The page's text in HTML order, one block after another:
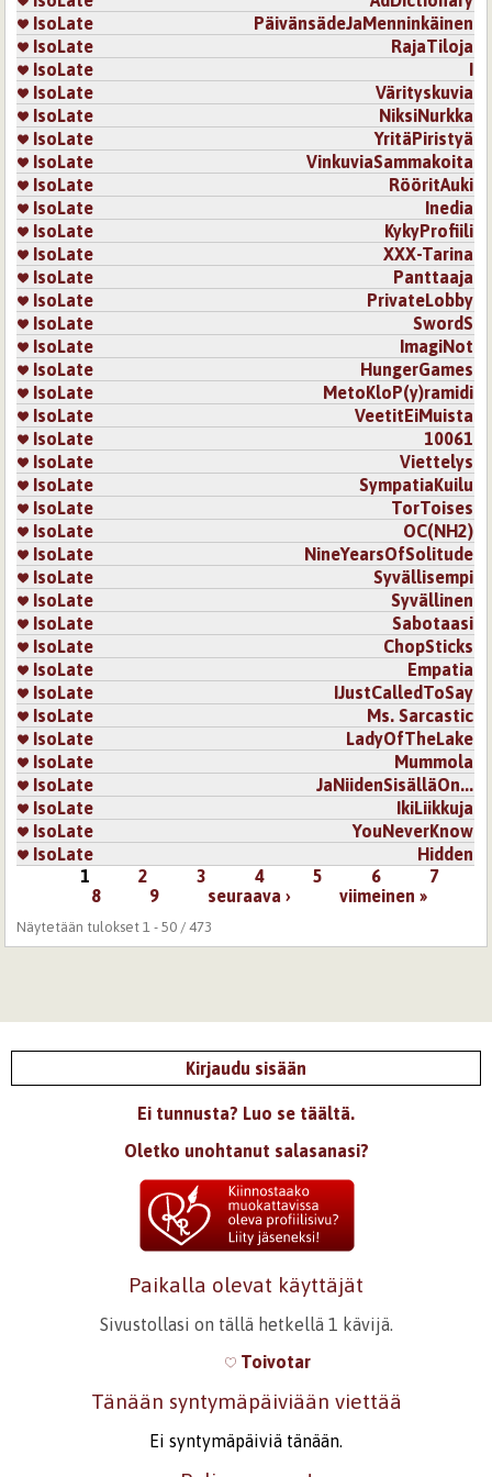
mahdollinen tälle runolle.
Kirjaudutai
Sivut
IsoLate
PäivänsädeJaMenninkäinen
IsoLate
RajaTiloja
IsoLate
I
IsoLate
Värityskuvia
IsoLate
NiksiNurkka
IsoLate
YritäPiristyä
IsoLate
VinkuviaSammakoita
IsoLate
RööritAuki
IsoLate
Inedia
IsoLate
KykyProfiili
IsoLate
XXX-Tarina
IsoLate
Panttaaja
IsoLate
PrivateLobby
IsoLate
SwordS
IsoLate
ImagiNot
IsoLate
HungerGames
IsoLate
MetoKloP(y)ramidi
IsoLate
VeetitEiMuista
IsoLate
10061
IsoLate
Viettelys
IsoLate
SympatiaKuilu
IsoLate
TorToises
IsoLate
OC(NH2)
IsoLate
NineYearsOfSolitude
IsoLate
Syvällisempi
IsoLate
Syvällinen
IsoLate
Sabotaasi
IsoLate
ChopSticks
IsoLate
Empatia
IsoLate
IJustCalledToSay
IsoLate
Ms. Sarcastic
IsoLate
LadyOfTheLake
IsoLate
Mummola
IsoLate
JaNiidenSisälläOn...
IsoLate
IkiLiikkuja
IsoLate
YouNeverKnow
IsoLate
Hidden
1 2 3 4 5 6
7
8
9 seuraava › viimeinen »
Näytetään tulokset 1 - 50 / 473
Kirjaudu sisään
Ei tunnusta? Luo se täältä.
Oletko unohtanut salasanasi?
Paikalla olevat käyttäjät
Sivustollasi on tällä hetkellä 1 kävijä.
Toivotar
Tänään syntymäpäiviään viettää
Ei syntymäpäiviä tänään.